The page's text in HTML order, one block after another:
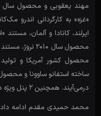
ایرلند، کانادا و آلمان،
محصول سال ۲۰۱۰
درمی‌آیند. همچنین ۲ پنل ویژه در این حوزه خواهیم داشت.
محمد حمیدی مقدم ادامه داد: